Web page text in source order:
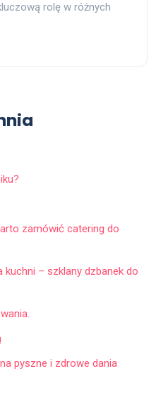
rolę w różnych
zamówić catering do
kuchni – szklany dzbanek do
pyszne i zdrowe dania